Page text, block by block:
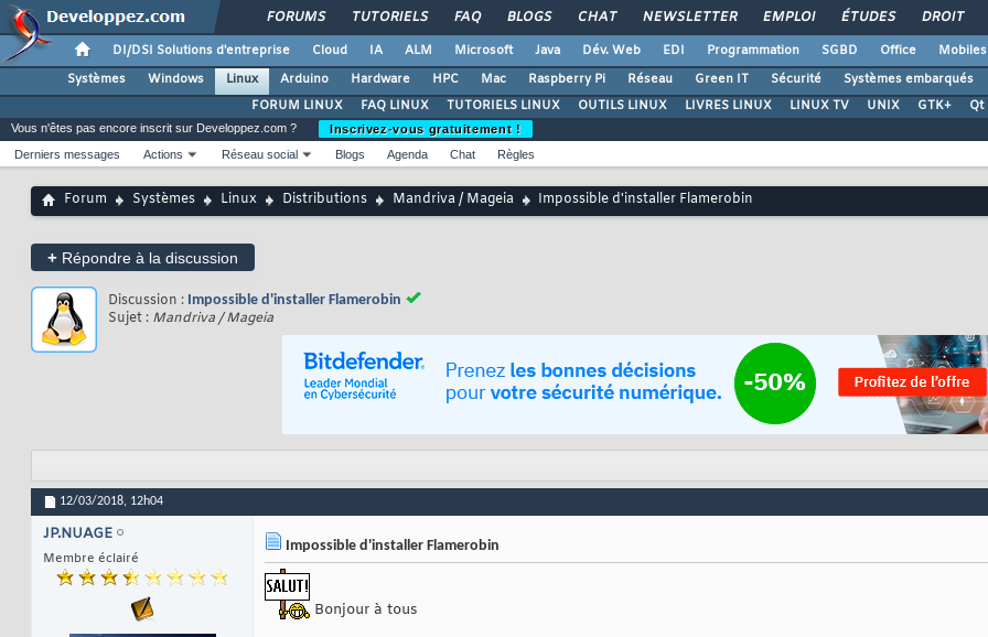
FORUMS TUTORIELS FAQ BLOGS CHAT NEWSLETTER EMPLOI ÉTUDES DROIT
DI/DSI Solutions d'entreprise Cloud IA ALM Microsoft Java Dév. Web EDI Programmation SGBD Office
Mobiles
Systèmes
Windows Linux Arduino Hardware HPC Mac Raspberry Pi Réseau Green IT Sécurité
Systèmes embarqués
FORUM LINUX
FAQ LINUX TUTORIELS LINUX OUTILS LINUX LIVRES LINUX LINUX TV UNIX GTK+ Qt
Vous n'êtes pas encore inscrit sur Developpez.com ?
Inscrivez-vous gratuitement !
Derniers messages
Actions Réseau social Blogs Agenda Chat Règles
Forum Systèmes Linux Distributions Mandriva / Mageia Impossible d'installer Flamerobin
+ Répondre à la discussion
Discussion : Impossible d'installer Flamerobin
Sujet : Mandriva / Mageia
12/03/2018, 12h04
JP.NUAGE
Membre éclairé
Impossible d'installer Flamerobin
Bonjour à tous